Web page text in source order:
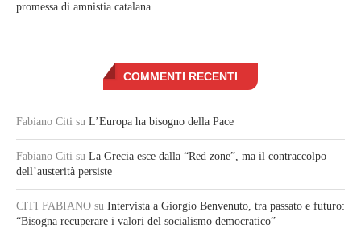
promessa di amnistia catalana
COMMENTI RECENTI
Fabiano Citi su L’Europa ha bisogno della Pace
Fabiano Citi su La Grecia esce dalla “Red zone”, ma il contraccolpo
dell’austerità persiste
CITI FABIANO su Intervista a Giorgio Benvenuto, tra passato e futuro:
“Bisogna recuperare i valori del socialismo democratico”